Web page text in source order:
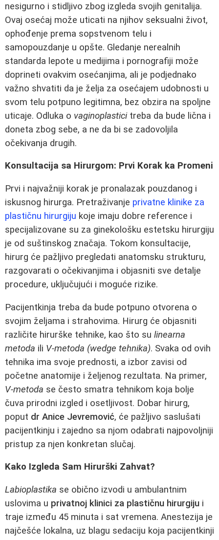
nesigurno i stidljivo zbog izgleda svojih genitalija.
Ovaj osećaj može uticati na njihov seksualni život,
ophođenje prema sopstvenom telu i
samopouzdanje u opšte. Gledanje nerealnih
standarda lepote u medijima i pornografiji može
doprineti ovakvim osećanjima, ali je podjednako
važno shvatiti da je želja za osećajem udobnosti u
svom telu potpuno legitimna, bez obzira na spoljne
uticaje. Odluka o vaginoplasticitreba da bude lična i
doneta zbog sebe, a ne da bi se zadovoljila
očekivanja drugih.
Konsultacija sa Hirurgom: Prvi Korak ka Promeni
Prvi i najvažniji korak je pronalazak pouzdanog i
iskusnog hirurga. Pretraživanje privatne klinike za
plastičnu hirurgiju koje imaju dobre reference i
specijalizovane su za ginekološku estetsku hirurgiju
je od suštinskog značaja. Tokom konsultacije,
hirurg će pažljivo pregledati anatomsku strukturu,
razgovarati o očekivanjima i objasniti sve detalje
procedure, uključujući i moguće rizike.
Pacijentkinja treba da bude potpuno otvorena o
svojim željama i strahovima. Hirurg će objasniti
različite hirurške tehnike, kao što su linearna
metoda ili V-metoda (wedge tehnika). Svaka od ovih
tehnika ima svoje prednosti, a izbor zavisi od
početne anatomije i željenog rezultata. Na primer,
V-metoda se često smatra tehnikom koja bolje
čuva prirodni izgled i osetljivost. Dobar hirurg,
poput dr Anice Jevremović, će pažljivo saslušati
pacijentkinju i zajedno sa njom odabrati najpovoljniji
pristup za njen konkretan slučaj.
Kako Izgleda Sam Hirurški Zahvat?
Labioplastika se obično izvodi u ambulantnim
uslovima u privatnoj klinici za plastičnu hirurgiju i
traje između 45 minuta i sat vremena. Anestezija je
najčešće lokalna, uz blagu sedaciju koja pacijentkinji